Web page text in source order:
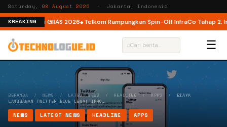
Saturday,08 August 2026 · Jakarta, Indonesia
BREAKING
Spesial di GIIAS 2026 Telkom Rampungkan Spin-Off InfraCo Tahap 2,
⌕ ☰
BERANDA / NEWS / LATEST NEWS / HEADLINE /APPS / BIAYA
LANGGANAN TWITTER BLUE LEWAT IPHO…
NEWS LATEST NEWS HEADLINE APPS